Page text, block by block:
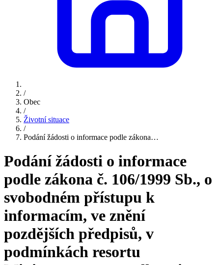
/
Obec
/
Životní situace
/
Podání žádosti o informace podle zákona…
Podání žádosti o informace
podle zákona č. 106/1999 Sb., o
svobodném přístupu k
informacím, ve znění
pozdějších předpisů, v
podmínkách resortu